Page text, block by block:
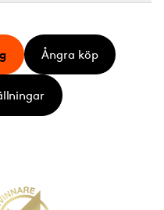
Ångra köp